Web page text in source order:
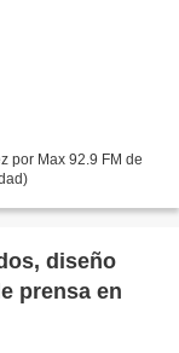
por Max 92.9 FM de
diseño
prensa en